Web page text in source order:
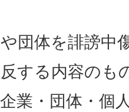
団体を誹謗中
する内容のも
業・団体・個